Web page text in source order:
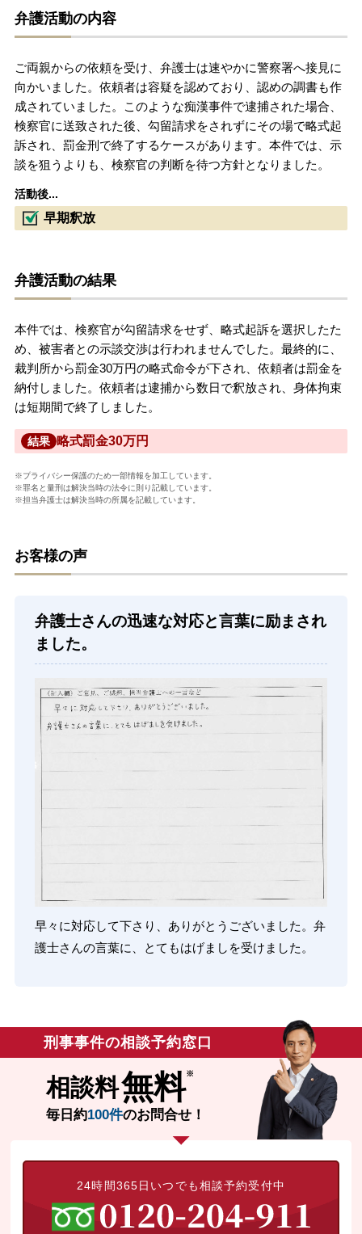
弁護活動の内容
ご両親からの依頼を受け、弁護士は速やかに警察署へ接見に
向かいました。依頼者は容疑を認めており、認めの調書も作
成されていました。このような痴漢事件で逮捕された場合、
検察官に送致された後、勾留請求をされずにその場で略式起
訴され、罰金刑で終了するケースがあります。本件では、示
談を狙うよりも、検察官の判断を待つ方針となりました。
活動後...
早期釈放
弁護活動の結果
本件では、検察官が勾留請求をせず、略式起訴を選択したた
め、被害者との示談交渉は行われませんでした。最終的に、
裁判所から罰金30万円の略式命令が下され、依頼者は罰金を
納付しました。依頼者は逮捕から数日で釈放され、身体拘束
は短期間で終了しました。
結果 略式罰金30万円
※プライバシー保護のため一部情報を加工しています。
※罪名と量刑は解決当時の法令に則り記載しています。
※担当弁護士は解決当時の所属を記載しています。
お客様の声
弁護士さんの迅速な対応と言葉に励まされ
ました。
早々に対応して下さり、ありがとうございました。弁
護士さんの言葉に、とてもはげましを受けました。
刑事事件の相談予約窓口
相談料無料
毎日約100件のお問合せ！
24時間365日いつでも相談予約受付中